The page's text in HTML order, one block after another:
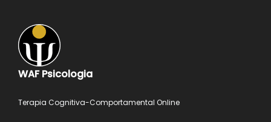
WAF Psicologia
Terapia Cognitiva-Comportamental Online